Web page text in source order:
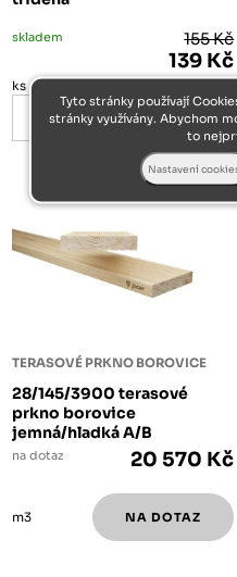
skladem 155 Kč
139 Kč
ks
TERASOVÉ PRKNO BOROVICE
28/145/3900 terasové
prkno borovice
jemná/hladká A/B
na dotaz 20 570 Kč
m3
Tyto stránky používají
stránky využívány. Abychom
to